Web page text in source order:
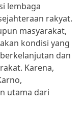
lembaga
rakyat.
masyarakat,
kondisi yang
dan
Karena,
utama dari